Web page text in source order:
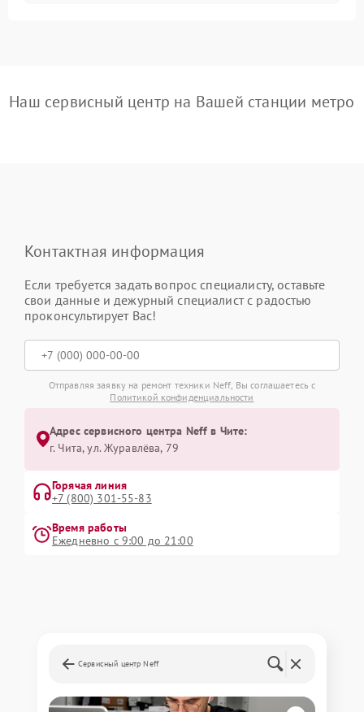
Наш сервисный центр на Вашей станции метро
Контактная информация
Если требуется задать вопрос специалисту, оставьте
свои данные и дежурный специалист с радостью
проконсультирует Вас!
Отправляя заявку на ремонт техники Neff, Вы соглашаетесь с
Политикой конфиденциальности
Адрес сервисного центра Neff в Чите:
г. Чита, ул. Журавлёва, 79
Горячая линия
+7 (800) 301-55-83
Время работы
Ежедневно с 9:00 до 21:00
Сервисный центр Neff